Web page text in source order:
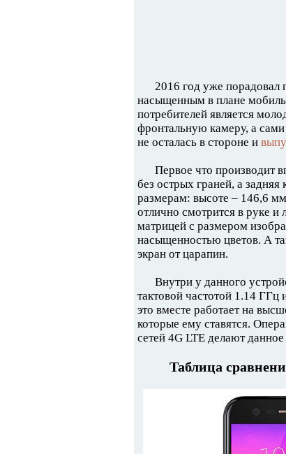
2016 год уже порадовал
насыщенным в плане
потребителей является
фронтальную камеру, а
не осталась в стороне и
Первое что производит
без острых граней, а
размерам: высоте – 146,6
отлично смотрится в руке
матрицей с размером
насыщенностью цветов. А
экран от царапин.
Внутри у данного
тактовой частотой 1.14
это вместе работает на
которые ему ставятся.
сетей 4G LTE делают
Таблица